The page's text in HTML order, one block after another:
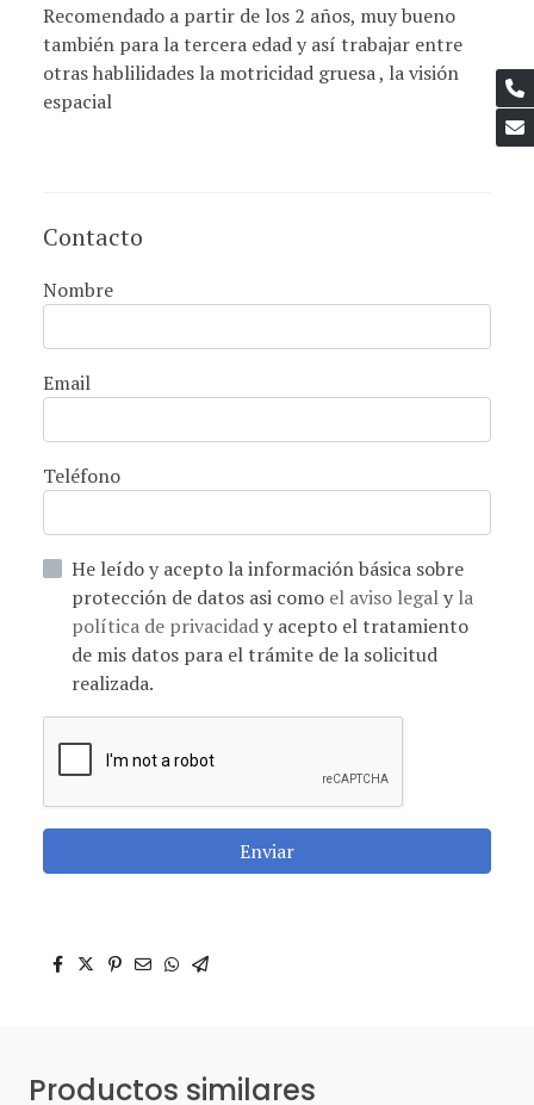
Recomendado a partir de los 2 años, muy bueno
también para la tercera edad y así trabajar entre
otras hablilidades la motricidad gruesa , la visión
espacial
Contacto
Nombre
Email
Teléfono
He leído y acepto la información básica sobre
protección de datos asi como el aviso legaly la
política de privacidady acepto el tratamiento
de mis datos para el trámite de la solicitud
realizada.
Enviar
Productos similares